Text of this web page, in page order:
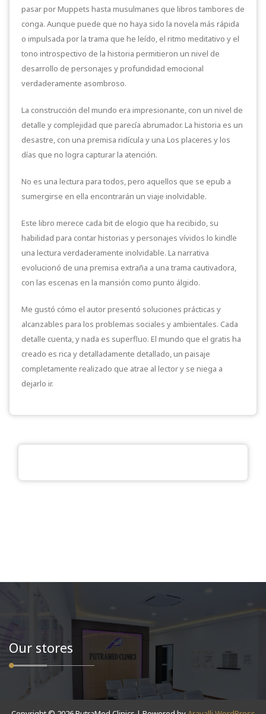
pasar por Muppets hasta musulmanes que libros tambores de
conga. Aunque puede que no haya sido la novela más rápida
o impulsada por la trama que he leído, el ritmo meditativo y el
tono introspectivo de la historia permitieron un nivel de
desarrollo de personajes y profundidad emocional
verdaderamente asombroso.
La construcción del mundo era impresionante, con un nivel de
detalle y complejidad que parecía abrumador. La historia es un
desastre, con una premisa ridícula y una Los placeres y los
días que no logra capturar la atención.
No es una lectura para todos, pero aquellos que se epub a
sumergirse en ella encontrarán un viaje inolvidable.
Este libro merece cada bit de elogio que ha recibido, su
habilidad para contar historias y personajes vívidos lo kindle
una lectura verdaderamente inolvidable. La narrativa
evolucionó de una premisa extraña a una trama cautivadora,
con las escenas en la mansión como punto álgido.
Me gustó cómo el autor presentó soluciones prácticas y
alcanzables para los problemas sociales y ambientales. Cada
detalle cuenta, y nada es superfluo. El mundo que el gratis ha
creado es rica y detalladamente detallado, un paisaje
completamente realizado que atrae al lector y se niega a
dejarlo ir.
Our stores